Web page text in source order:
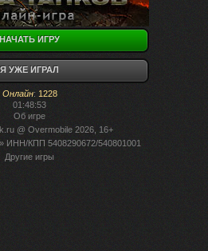
НАЧАТЬ ИГРУ
Я УЖЕ ИГРАЛ
Онлайн: 1228
01:48:53
Об игре
@ Overmobile 2026, 16+
КПП 5408290672/540801001
Другие игры